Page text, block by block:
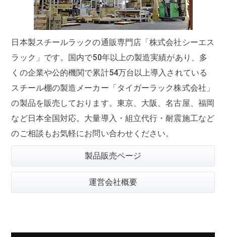
日本製スチールラックの通販専門店「株式会社シーエス
ラック」です。国内で50年以上の製造実績があり、多
くの企業や公的機関で累計54万台以上導入されている
スチール棚の製造メーカー「タイガーラック株式会社」
の製品を販売しております。東京、大阪、名古屋、福岡
など日本全国対応。大量導入・組立代行・耐震施工など
のご相談もお気軽にお問い合わせください。
製品販売ページ
運営会社概要